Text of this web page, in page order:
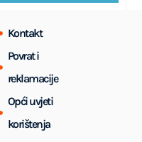
Kontakt
Povrat i
reklamacije
Opći uvjeti
korištenja